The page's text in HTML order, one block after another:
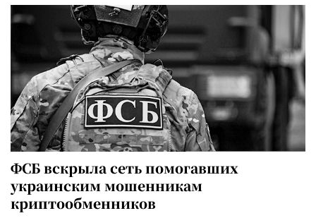
ФСБ вскрыла сеть помогавших
украинским мошенникам
криптообменников